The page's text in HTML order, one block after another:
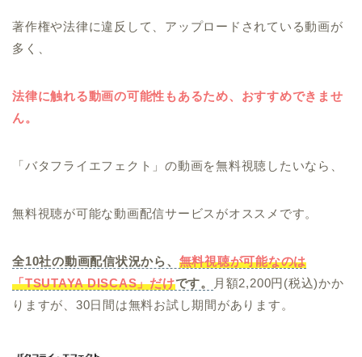
著作権や法律に違反して、アップロードされている動画が
多く、
法律に触れる動画の可能性もあるため、おすすめできませ
ん。
「バタフライエフェクト」の動画を無料視聴したいなら、
無料視聴が可能な動画配信サービスがオススメです。
全10社の動画配信状況から、 無料視聴が可能なのは
「TSUTAYA DISCAS」だけです。
月額2,200円(税込)かか
りますが、30日間は無料お試し期間があります。